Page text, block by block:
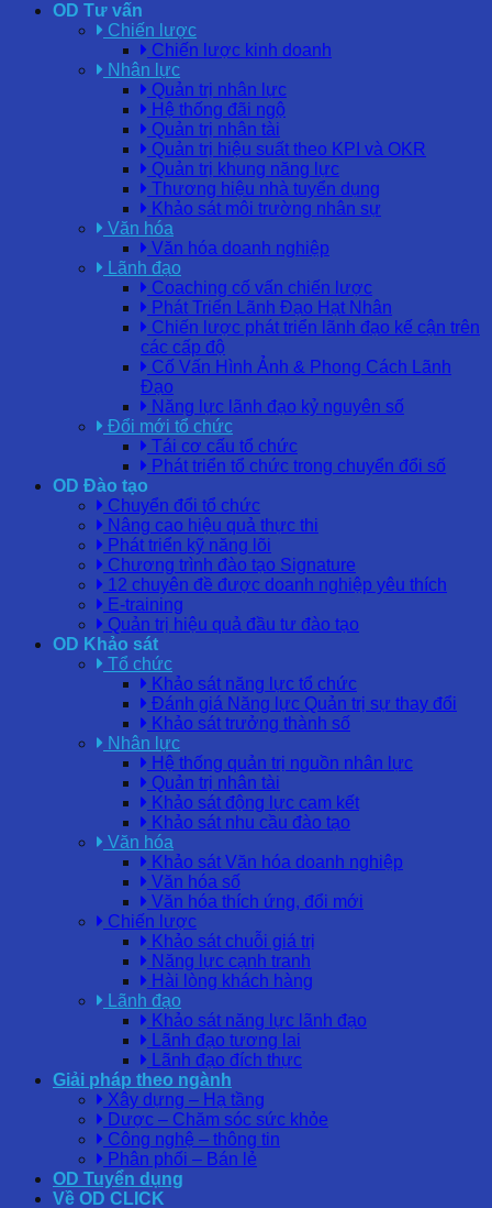
OD Tư vấn
Chiến lược
Chiến lược kinh doanh
Nhân lực
Quản trị nhân lực
Hệ thống đãi ngộ
Quản trị nhân tài
Quản trị hiệu suất theo KPI và OKR
Quản trị khung năng lực
Thương hiệu nhà tuyển dụng
Khảo sát môi trường nhân sự
Văn hóa
Văn hóa doanh nghiệp
Lãnh đạo
Coaching cố vấn chiến lược
Phát Triển Lãnh Đạo Hạt Nhân
Chiến lược phát triển lãnh đạo kế cận trên
các cấp độ
Cố Vấn Hình Ảnh & Phong Cách Lãnh
Đạo
Năng lực lãnh đạo kỷ nguyên số
Đổi mới tổ chức
Tái cơ cấu tổ chức
Phát triển tổ chức trong chuyển đổi số
OD Đào tạo
Chuyển đổi tổ chức
Nâng cao hiệu quả thực thi
Phát triển kỹ năng lõi
Chương trình đào tạo Signature
12 chuyên đề được doanh nghiệp yêu thích
E-training
Quản trị hiệu quả đầu tư đào tạo
OD Khảo sát
Tổ chức
Khảo sát năng lực tổ chức
Đánh giá Năng lực Quản trị sự thay đổi
Khảo sát trưởng thành số
Nhân lực
Hệ thống quản trị nguồn nhân lực
Quản trị nhân tài
Khảo sát động lực cam kết
Khảo sát nhu cầu đào tạo
Văn hóa
Khảo sát Văn hóa doanh nghiệp
Văn hóa số
Văn hóa thích ứng, đổi mới
Chiến lược
Khảo sát chuỗi giá trị
Năng lực cạnh tranh
Hài lòng khách hàng
Lãnh đạo
Khảo sát năng lực lãnh đạo
Lãnh đạo tương lai
Lãnh đạo đích thực
Giải pháp theo ngành
Xây dựng – Hạ tầng
Dược – Chăm sóc sức khỏe
Công nghệ – thông tin
Phân phối – Bán lẻ
OD Tuyển dụng
Về OD CLICK